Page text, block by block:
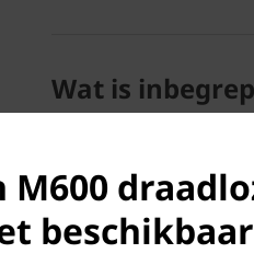
Wat is
2.4 GHz-draadloze
Garantieposter
Gebruikershandleiding
M600